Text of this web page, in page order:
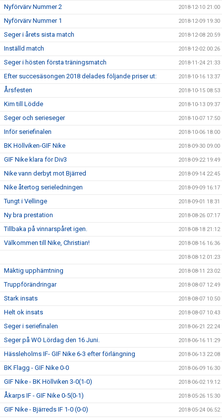
Nyförvärv Nummer 2 2018-12-10 21:00
Nyförvärv Nummer 1 2018-12-09 19:30
Seger i årets sista match 2018-12-08 20:59
Inställd match 2018-12-02 00:26
Seger i hösten första träningsmatch 2018-11-24 21:33
Efter succesäsongen 2018 delades följande priser ut: 2018-10-16 13:37
Årsfesten 2018-10-15 08:53
Kim till Lödde 2018-10-13 09:37
Seger och serieseger 2018-10-07 17:50
Inför seriefinalen 2018-10-06 18:00
BK Höllviken-GIF Nike 2018-09-30 09:00
GIF Nike klara för Div3 2018-09-22 19:49
Nike vann derbyt mot Bjärred 2018-09-14 22:45
Nike återtog serieledningen 2018-09-09 16:17
Tungt i Vellinge 2018-09-01 18:31
Ny bra prestation 2018-08-26 07:17
Tillbaka på vinnarspåret igen. 2018-08-18 21:12
Välkommen till Nike, Christian! 2018-08-16 16:36
2018-08-12 01:23
Mäktig upphämtning 2018-08-11 23:02
Truppförändringar 2018-08-07 12:49
Stark insats 2018-08-07 10:50
Helt ok insats 2018-08-07 10:43
Seger i seriefinalen 2018-06-21 22:24
Seger på WO Lördag den 16 Juni. 2018-06-16 11:29
Hässleholms IF- GIF Nike 6-3 efter förlängning 2018-06-13 22:08
BK Flagg - GIF Nike 0-0 2018-06-09 16:30
GIF Nike - BK Höllviken 3-0(1-0) 2018-06-02 19:12
Åkarps IF - GIF Nike 0-5(0-1) 2018-05-26 15:30
GIF Nike - Bjärreds IF 1-0 (0-0) 2018-05-24 06:52